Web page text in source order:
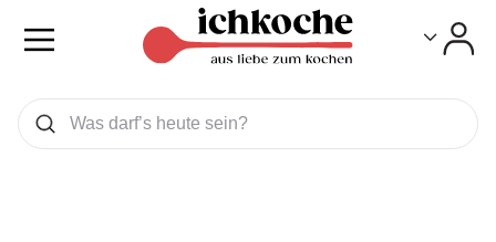
Was wollen Sie suchen
Suchen